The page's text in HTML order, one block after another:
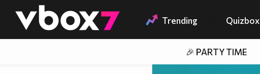
👾 Trending Quizbox
🎉 PARTY TIME